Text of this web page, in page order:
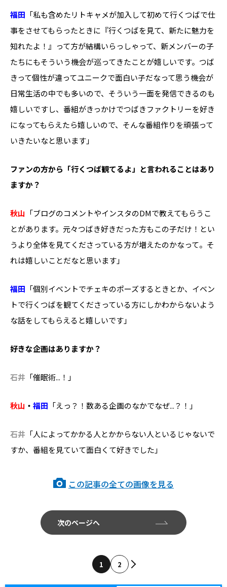
福田 「私も含めたリトキャメが加入して初めて行くつばで仕
事をさせてもらったときに『行くつばを見て、新たに魅力を
知れたよ！』って方が結構いらっしゃって、新メンバーの子
たちにもそういう機会が巡ってきたことが嬉しいです。つば
きって個性が違ってユニークで面白い子だなって思う機会が
日常生活の中でも多いので、そういう一面を発信できるのも
嬉しいですし、番組がきっかけでつばきファクトリーを好き
になってもらえたら嬉しいので、そんな番組作りを頑張って
いきたいなと思います」
――ファンの方から「行くつば観てるよ」と言われることはあり
ますか？
秋山 「ブログのコメントやインスタのDMで教えてもらうこ
とがあります。元々つばき好きだった方もこの子だけ！とい
うより全体を見てくださっている方が増えたのかなって。そ
れは嬉しいことだなと思います」
福田 「個別イベントでチェキのポーズするときとか、イベン
トで行くつばを観てくださっている方にしかわからないよう
な話をしてもらえると嬉しいです」
――好きな企画はありますか？
石井 「催眠術...！」
秋山 ・ 福田 「えっ？！数ある企画のなかでなぜ...？！」
石井 「人によってかかる人とかからない人といるじゃないで
すか、番組を見ていて面白くて好きでした」
この記事の全ての画像を見る
次のページへ
1 2